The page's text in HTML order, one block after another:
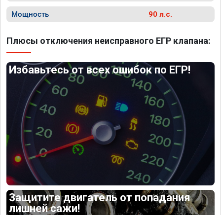
Мощность 90 л.с.
Плюсы отключения неисправного ЕГР клапана:
Избавьтесь от всех ошибок по ЕГР!
Защитите двигатель от попадания
лишней сажи!